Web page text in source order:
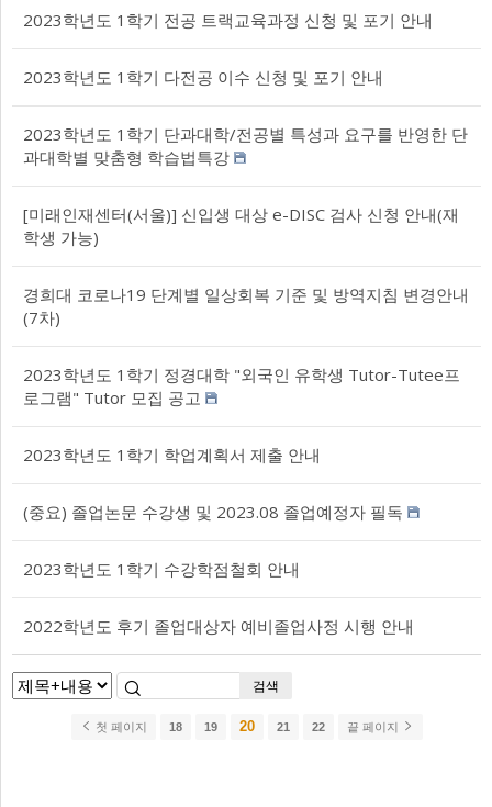
2023학년도 1학기 전공 트랙교육과정 신청 및 포기 안내
2023학년도 1학기 다전공 이수 신청 및 포기 안내
2023학년도 1학기 단과대학/전공별 특성과 요구를 반영한 단
과대학별 맞춤형 학습법특강
[미래인재센터(서울)] 신입생 대상 e-DISC 검사 신청 안내(재
학생 가능)
경희대 코로나19 단계별 일상회복 기준 및 방역지침 변경안내
(7차)
2023학년도 1학기 정경대학 "외국인 유학생 Tutor-Tutee프
로그램" Tutor 모집 공고
2023학년도 1학기 학업계획서 제출 안내
(중요) 졸업논문 수강생 및 2023.08 졸업예정자 필독
2023학년도 1학기 수강학점철회 안내
2022학년도 후기 졸업대상자 예비졸업사정 시행 안내
검색
첫 페이지 18 19 20 21 22 끝 페이지